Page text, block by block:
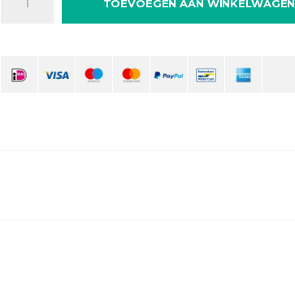
TOEVOEGEN AAN WINKELWAGEN